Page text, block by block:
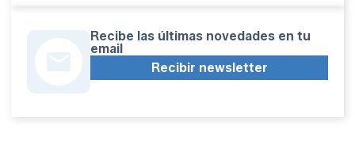
Recibe las últimas novedades en tu
email
Recibir newsletter